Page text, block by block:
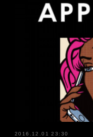
2016.12.01 23:30